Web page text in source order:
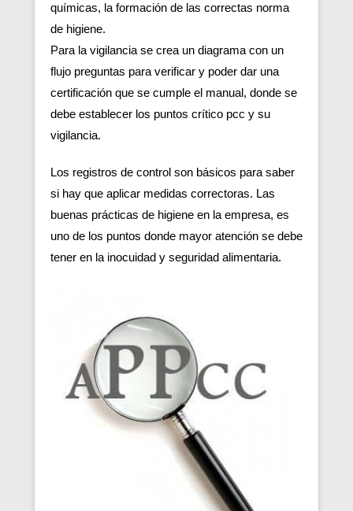
químicas, la formación de las correctas norma
de higiene.
Para la vigilancia se crea un diagrama con un
flujo preguntas para verificar y poder dar una
certificación que se cumple el manual, donde se
debe establecer los puntos crítico pcc y su
vigilancia.
Los registros de control son básicos para saber
si hay que aplicar medidas correctoras. Las
buenas prácticas de higiene en la empresa, es
uno de los puntos donde mayor atención se debe
tener en la inocuidad y seguridad alimentaria.